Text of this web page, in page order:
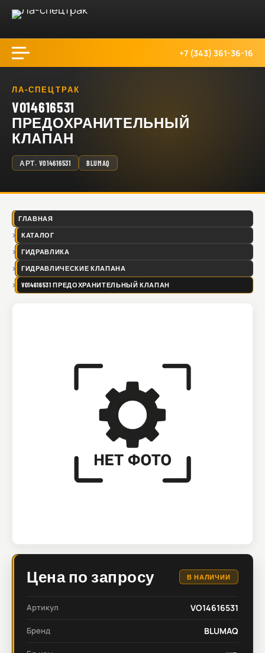
+7 (343) 361-36-16
ЛА-СПЕЦТРАК
VO14616531
ПРЕДОХРАНИТЕЛЬНЫЙ
КЛАПАН
АРТ. VO14616531 BLUMAQ
ГЛАВНАЯ
КАТАЛОГ
ГИДРАВЛИКА
ГИДРАВЛИЧЕСКИЕ КЛАПАНА
VO14616531 ПРЕДОХРАНИТЕЛЬНЫЙ КЛАПАН
Цена по запросу В НАЛИЧИИ
Артикул VO14616531
Бренд BLUMAQ